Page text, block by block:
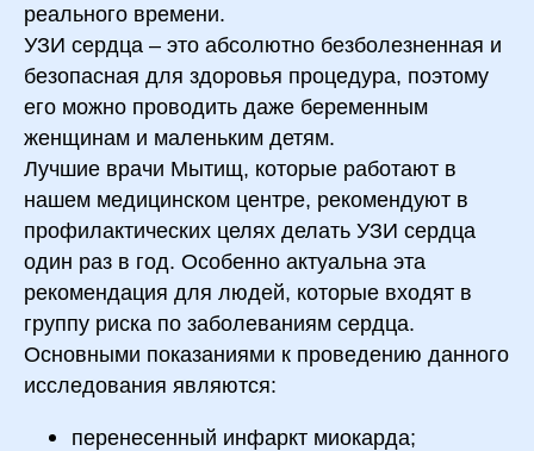
реального времени.
УЗИ сердца – это абсолютно безболезненная и
безопасная для здоровья процедура, поэтому
его можно проводить даже беременным
женщинам и маленьким детям.
Лучшие врачи Мытищ, которые работают в
нашем медицинском центре, рекомендуют в
профилактических целях делать УЗИ сердца
один раз в год. Особенно актуальна эта
рекомендация для людей, которые входят в
группу риска по заболеваниям сердца.
Основными показаниями к проведению данного
исследования являются:
перенесенный инфаркт миокарда;